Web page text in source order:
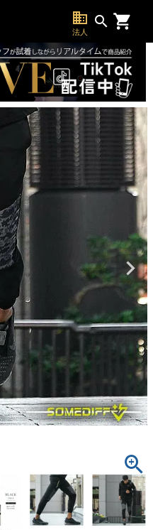
business
法人
search